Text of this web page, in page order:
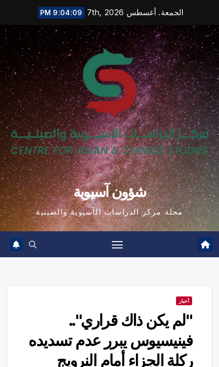
content
الجمعة. أغسطس 7th, 2026 9:04:10 PM
شؤون آسيوية
مجلة مركز الدراسات الآسيوية والصينية
أخبار
"لم يكن ذاك قراري"..
فينيسيوس يبرر عدم تسديده
ركلة الجزاء أمام النرويج